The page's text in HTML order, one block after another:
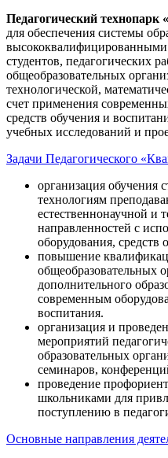
Педагогический технопарк
для обеспечения системы
студентов, педагогических
общеобразовательных
технологической,
счет применения
средств обучения и
учебных исследований и
Задачи Педагогического
организация обучения
технологиям
естественнонаучной и
направленностей с
оборудования, средств
повышение
общеобразовательных
дополнительного
современным
воспитания.
организация и
мероприятий
образовательных
семинаров,
проведение
школьниками для
поступлению в
Основные направления